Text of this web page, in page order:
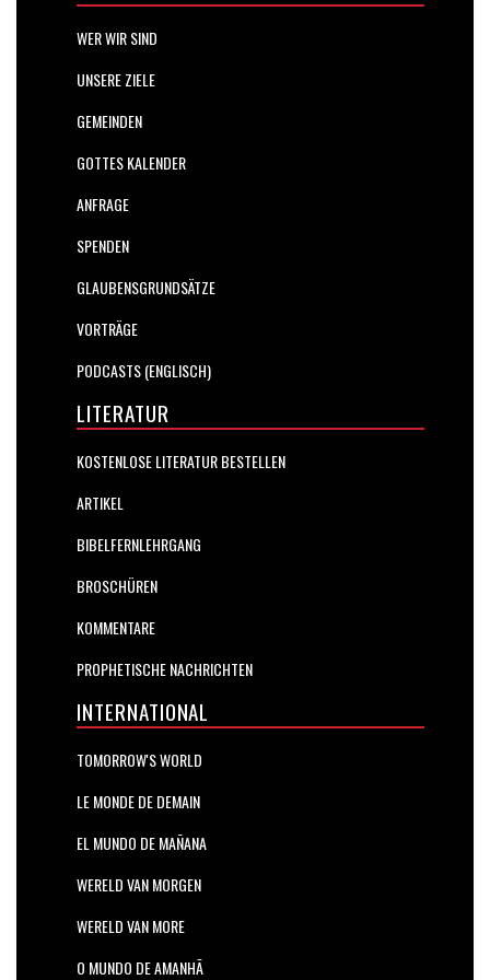
WER WIR SIND
UNSERE ZIELE
GEMEINDEN
GOTTES KALENDER
ANFRAGE
SPENDEN
GLAUBENSGRUNDSÄTZE
VORTRÄGE
PODCASTS (ENGLISCH)
LITERATUR
KOSTENLOSE LITERATUR BESTELLEN
ARTIKEL
BIBELFERNLEHRGANG
BROSCHÜREN
KOMMENTARE
PROPHETISCHE NACHRICHTEN
INTERNATIONAL
TOMORROW'S WORLD
LE MONDE DE DEMAIN
EL MUNDO DE MAÑANA
WERELD VAN MORGEN
WERELD VAN MORE
O MUNDO DE AMANHÃ